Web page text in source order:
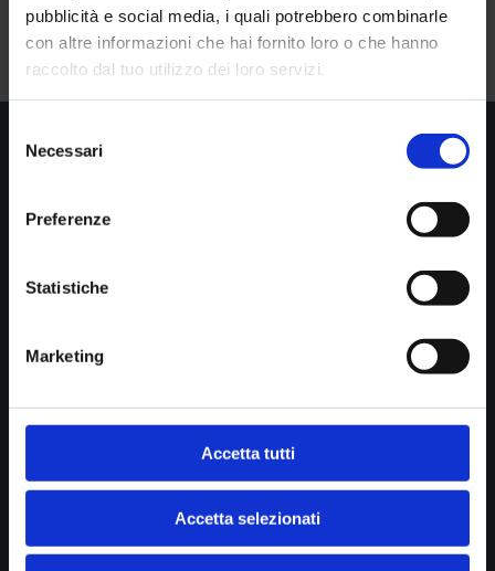
pubblicità e social media, i quali potrebbero combinarle
con altre informazioni che hai fornito loro o che hanno
raccolto dal tuo utilizzo dei loro servizi.
delNecessari
Preferenze
Statistiche
Marketing
Accetta tutti
Accetta selezionati
Cookie policy
B.go della Posta 12